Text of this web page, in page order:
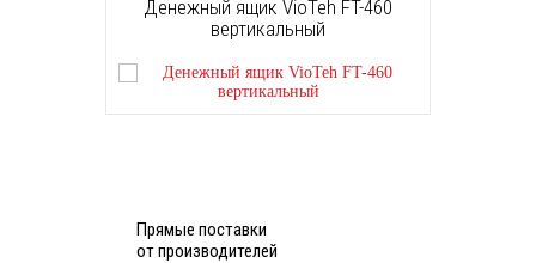
Денежный ящик VioTeh FT-460
вертикальный
Прямые поставки
от производителей